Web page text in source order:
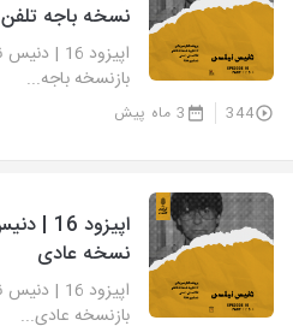
نسخه باجه تلفن
بازنسخه باجه...
344 3 ماه پیش
نسخه عادی
بازنسخه عادی...